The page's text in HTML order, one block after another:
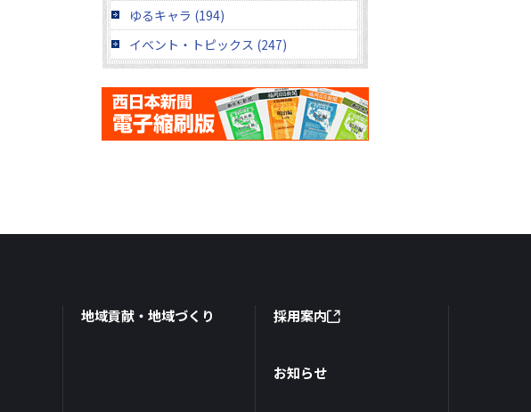
ゆるキャラ (194)
イベント・トピックス (247)
地域貢献・地域づくり 採用案内
お知らせ